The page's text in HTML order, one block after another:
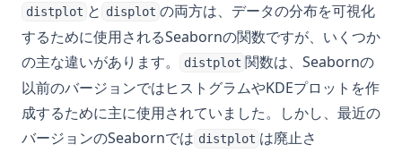
distplot と displot の両方は、データの分布を可視化
するために使用されるSeabornの関数ですが、いくつか
の主な違いがあります。
distplot 関数は、Seabornの
以前のバージョンではヒストグラムやKDEプロットを作
成するために主に使用されていました。しかし、最近の
バージョンのSeabornでは distplot は廃止さ